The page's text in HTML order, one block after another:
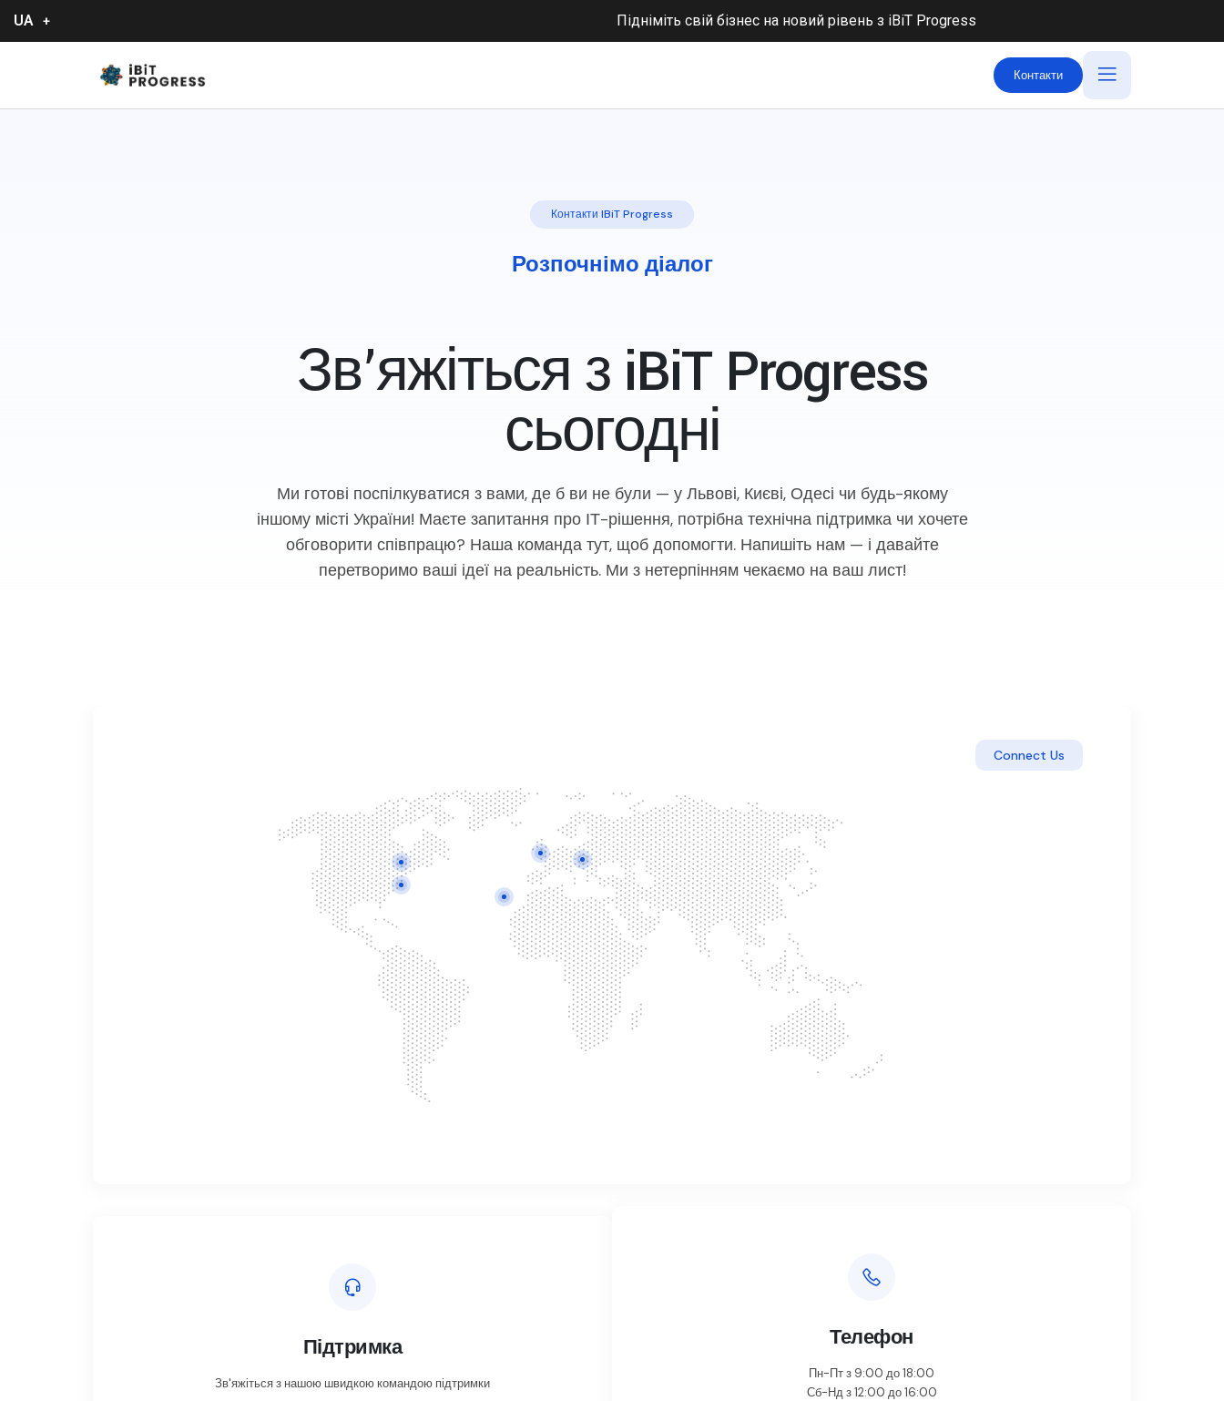
UA Підніміть свій бізнес на новий рівень з iBiT Progress
Контакти
Контакти IBiT Progress
Розпочнімо діалог
Зв’яжіться з iBiT Progress
сьогодні
Ми готові поспілкуватися з вами, де б ви не були — у Львові, Києві, Одесі чи будь-якому
іншому місті України! Маєте запитання про ІТ-рішення, потрібна технічна підтримка чи хочете
обговорити співпрацю? Наша команда тут, щоб допомогти. Напишіть нам — і давайте
перетворимо ваші ідеї на реальність. Ми з нетерпінням чекаємо на ваш лист!
Connect Us
Підтримка
Зв'яжіться з нашою швидкою командою підтримки
Телефон
Пн-Пт з 9:00 до 18:00
Сб-Нд з 12:00 до 16:00